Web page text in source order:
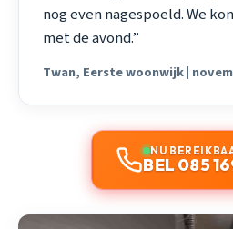
nog even nagespoeld. We
met de avond.”
Twan, Eerste woonwijk |
NU
BEL 085